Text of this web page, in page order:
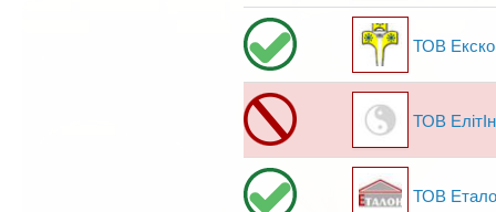
ТОВ
ТОВ
ТОВ